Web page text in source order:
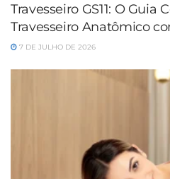
Travesseiro GS11: O Guia
Travesseiro Anatômico
7 DE JULHO DE 2026